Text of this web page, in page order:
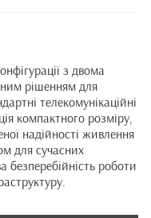
з двома
рішенням для
телекомунікаційні
компактного розміру,
надійності живлення
для сучасних
роботи